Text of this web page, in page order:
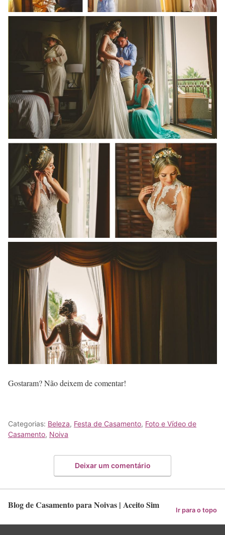
Gostaram? Não deixem de comentar!
Categorias: Beleza, Festa de Casamento, Foto e Vídeo de
Casamento, Noiva
Deixar um comentário
Blog de Casamento para Noivas | Aceito Sim Ir para o topo